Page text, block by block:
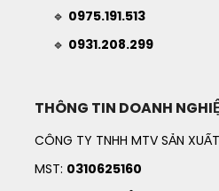
🔹 0975.191.513
🔹 0931.208.299
THÔNG TIN DOANH
CÔNG TY TNHH MTV SẢN
MST: 0310625160